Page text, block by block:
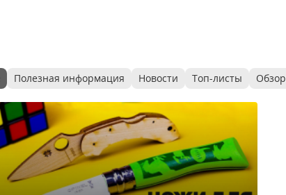
Полезная информация Новости Топ-листы